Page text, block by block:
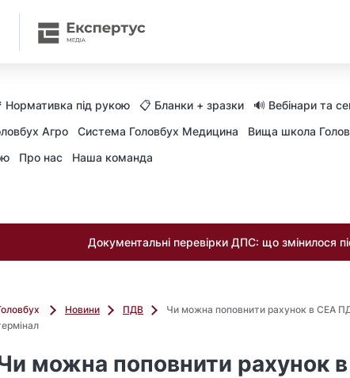
Нормативка під рукою 📋 Бланки + зразки
🔊 Вебінари та
Агро Система Головбух Медицина
Вища школа
Про нас Наша команда
Документальні перевірки ДПС: що змінилося
Новини ПДВ
Чи можна поповнити рахунок в СЕА
можна поповнити рахунок